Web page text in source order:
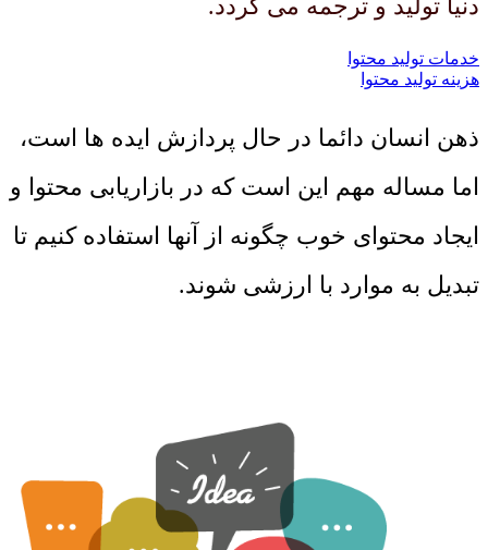
دنیا تولید و ترجمه می گردد.
خدمات تولید محتوا
هزینه تولید محتوا
ذهن انسان دائما در حال پردازش ایده ها است،
اما مساله مهم این است که در بازاریابی محتوا و
ایجاد محتوای خوب چگونه از آنها استفاده کنیم تا
تبدیل به موارد با ارزشی شوند.